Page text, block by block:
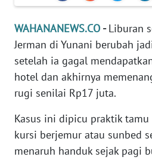
WAHANANEWS.CO -Liburan
Jerman di Yunani berubah
setelah ia gagal
hotel dan akhirnya
rugi senilai Rp17 juta.
Kasus ini dipicu praktik
kursi berjemur atau sunbed
menaruh handuk sejak pagi
Informasi
INDEKS
BERITA
KONTAK
INFO
IKLAN